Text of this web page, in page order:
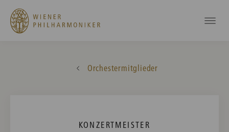
Orchestermitglieder
KONZERTMEISTER